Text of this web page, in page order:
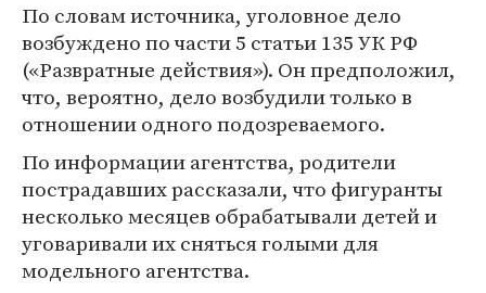
По словам источника, уголовное дело
возбуждено по части 5 статьи 135 УК РФ
(«Развратные действия»). Он предположил,
что, вероятно, дело возбудили только в
отношении одного подозреваемого.
По информации агентства, родители
пострадавших рассказали, что фигуранты
несколько месяцев обрабатывали детей и
уговаривали их сняться голыми для
модельного агентства.